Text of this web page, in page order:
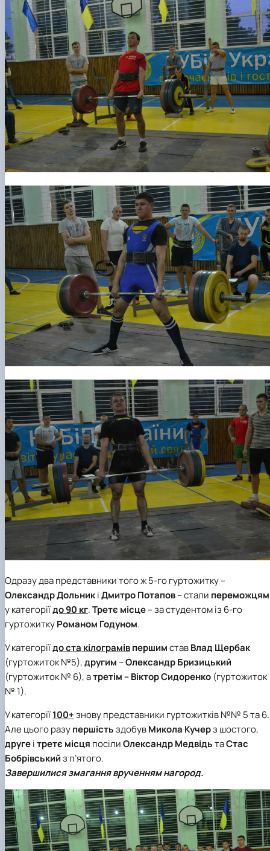
Одразу два представники того ж 5-го гуртожитку –
Олександр ДольникіДмитро Потапов–стали
у категоріїдо 90 кг.Третє місце– за студентом із 6-го
гуртожиткуРоманом Годуном.
У категоріїдо ста кілограмівпершимставВлад Щербак
(гуртожиток №5),другим –Олександр Бризицький
(гуртожиток № 6), атретім – ВікторСидоренко (гуртожиток
№ 1).
У категорії100+знову представники гуртожитків №№ 5 та 6.
Але цього разупершістьздобувМикола Кучерз шостого,
другеітретє місця посілиОлександр МедвідьтаСтас
Бобрівськийз п’ятого.
Завершилися змагання врученням нагород.